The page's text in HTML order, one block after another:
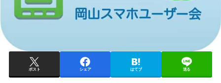
ポスト シェア はてブ 送る